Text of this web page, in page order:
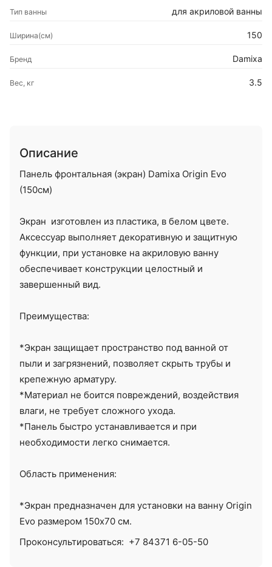
Тип ванны для акриловой ванны
Ширина(см) 150
Бренд Damixa
Вес, кг 3.5
Описание
Панель фронтальная (экран) Damixa Origin Evo
(150см)
Экран изготовлен из пластика, в белом цвете.
Аксессуар выполняет декоративную и защитную
функции, при установке на акриловую ванну
обеспечивает конструкции целостный и
завершенный вид.
Преимущества:
*Экран защищает пространство под ванной от
пыли и загрязнений, позволяет скрыть трубы и
крепежную арматуру.
*Материал не боится повреждений, воздействия
влаги, не требует сложного ухода.
*Панель быстро устанавливается и при
необходимости легко снимается.
Область применения:
*Экран предназначен для установки на ванну Origin
Evo размером 150х70 см.
Проконсультироваться: +7 84371 6-05-50